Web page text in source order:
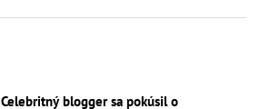
Celebritný blogger sa pokúsil o